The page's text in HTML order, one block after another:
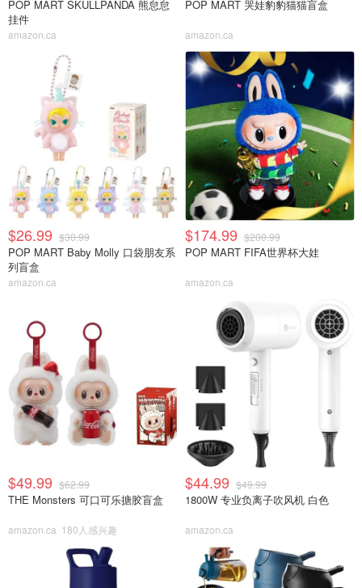
POP MART SKULLPANDA 熊怠怠
挂件
amazon.ca
POP MART 哭娃豹豹猫猫盲盒
amazon.ca
$26.99 $30.99
POP MART Baby Molly 口袋朋友系
列盲盒
amazon.ca
$174.99 $200.99
POP MART FIFA世界杯大娃
amazon.ca
$49.99 $62.99
THE Monsters 可口可乐搪胶盲盒
amazon.ca 180人感兴趣
$44.99 $49.99
1800W 专业负离子吹风机 白色
amazon.ca